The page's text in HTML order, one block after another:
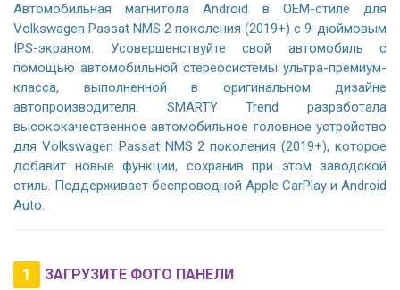
Автомобильная магнитола Android в OEM-стиле для
Volkswagen Passat NMS 2 поколения (2019+) с 9-дюймовым
IPS-экраном. Усовершенствуйте свой автомобиль с
помощью автомобильной стереосистемы ультра-премиум-
класса, выполненной в оригинальном дизайне
автопроизводителя. SMARTY Trend разработала
высококачественное автомобильное головное устройство
для Volkswagen Passat NMS 2 поколения (2019+), которое
добавит новые функции, сохранив при этом заводской
стиль. Поддерживает беспроводной Apple CarPlay и Android
Auto.
1 ЗАГРУЗИТЕ ФОТО ПАНЕЛИ